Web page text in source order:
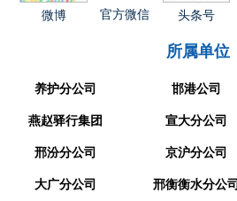
微博 官方微信 头条号
所属单位
养护分公司 邯港公司
燕赵驿行集团 宣大分公司
邢汾分公司 京沪分公司
大广分公司 邢衡衡水分公司